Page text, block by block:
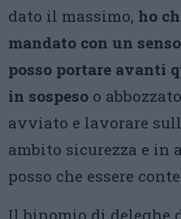
dato il massimo, ho
mandato con un
posso portare avanti
in sospeso o
avviato e lavorare
ambito sicurezza e in
posso che essere
Il binomio di deleghe